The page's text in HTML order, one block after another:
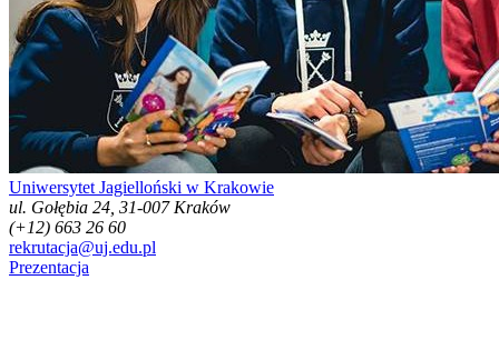
Uniwersytet Jagielloński w Krakowie
ul. Gołębia 24, 31-007 Kraków
(+12) 663 26 60
rekrutacja@uj.edu.pl
Prezentacja